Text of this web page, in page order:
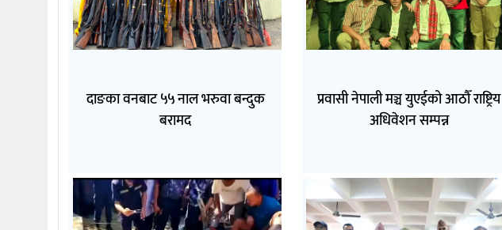
दाङका वनबाट ५५ नाल भरुवा बन्दुक
बरामद
प्रवासी नेपाली मञ्च युएईको आठौँ राष्ट्रिय
अधिवेशन सम्पन्न